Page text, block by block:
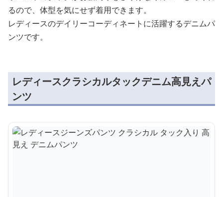
るので、体型を気にせず着用できます。
レディースのデイリーコーディネートに活躍するデニムパ
ンツです。
レディースクラシカルタックデニム高見えパ
ンツ